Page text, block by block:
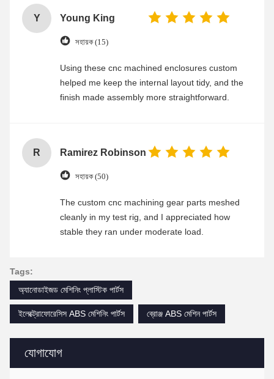
যোগাযোগ
Y Young King
সহায়ক (15)
Using these cnc machined enclosures custom
helped me keep the internal layout tidy, and the
finish made assembly more straightforward.
R Ramirez Robinson
সহায়ক (50)
The custom cnc machining gear parts meshed
cleanly in my test rig, and I appreciated how
stable they ran under moderate load.
Tags:
অ্যানোডাইজড মেশিনিং প্লাস্টিক পার্টস
ইলেক্ট্রোফোরেসিস ABS মেশিনিং পার্টস ব্রোঞ্জ ABS মেশিন পার্টস